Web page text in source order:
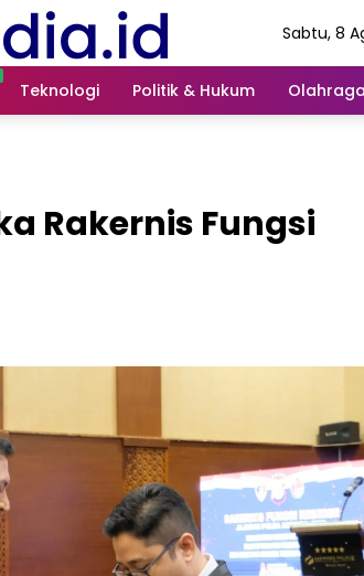
Sabtu, 8
Teknologi Politik & Hukum Olahraga
Rakernis Fungsi